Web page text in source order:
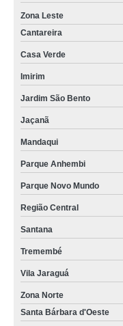
Zona Leste
Cantareira
Casa Verde
Imirim
Jardim São Bento
Jaçanã
Mandaqui
Parque Anhembi
Parque Novo Mundo
Região Central
Santana
Tremembé
Vila Jaraguá
Zona Norte
Santa Bárbara d'Oeste